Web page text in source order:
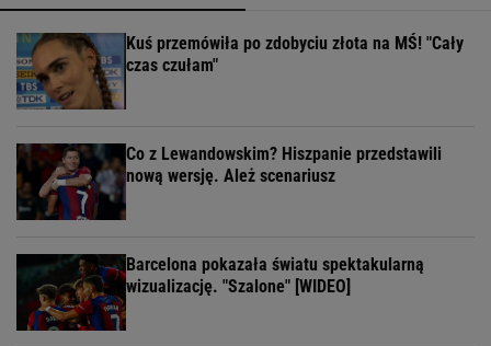
Kuś przemówiła po zdobyciu złota na MŚ! "Cały
czas czułam"
Co z Lewandowskim? Hiszpanie przedstawili
nową wersję. Ależ scenariusz
Barcelona pokazała światu spektakularną
wizualizację. "Szalone" [WIDEO]